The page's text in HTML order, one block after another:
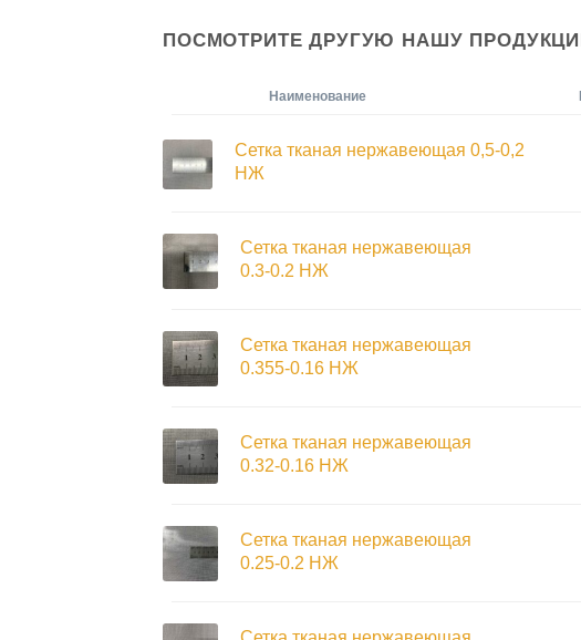
ПОСМОТРИТЕ ДРУГУЮ НАШУ
Наименование
Сетка тканая нержавеющая 0,5-0,2
НЖ
Сетка тканая нержавеющая
0.3-0.2 НЖ
Сетка тканая нержавеющая
0.355-0.16 НЖ
Сетка тканая нержавеющая
0.32-0.16 НЖ
Сетка тканая нержавеющая
0.25-0.2 НЖ